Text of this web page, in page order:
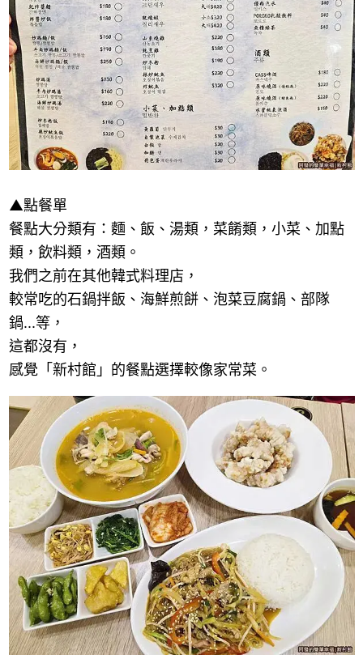
▲點餐單
餐點大分類有：麵、飯、湯類，菜餚類，小菜、加點
類，飲料類，酒類。
我們之前在其他韓式料理店，
較常吃的石鍋拌飯、海鮮煎餅、泡菜豆腐鍋、部隊
鍋...等，
這都沒有，
感覺「新村館」的餐點選擇較像家常菜。